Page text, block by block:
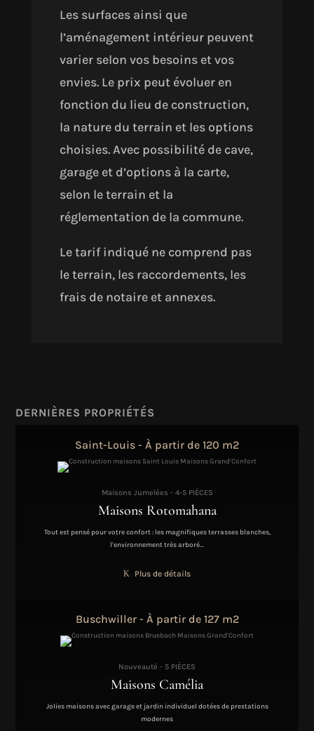
Les surfaces ainsi que
l’aménagement intérieur peuvent
varier selon vos besoins et vos
envies. Le prix peut évoluer en
fonction du lieu de construction,
la nature du terrain et les options
choisies. Avec possibilité de cave,
garage et d’options à la carte,
selon le terrain et la
réglementation de la commune.
Le tarif indiqué ne comprend pas
le terrain, les raccordements, les
frais de notaire et annexes.
DERNIÈRES PROPRIÉTÉS
Saint-Louis - À partir de 120 m2
Maisons Jumelées - 4-5 PIÈCES
Maisons Rotomahana
Tout est pensé pour votre confort : les magnifiques terrasses blanches,
l'environnement très arboré…
Plus de détails
Buschwiller - À partir de 127 m2
Nouveauté - 5 PIÈCES
Maisons Camélia
Jolies maisons avec garage et jardin individuel dotées de prestations
modernes